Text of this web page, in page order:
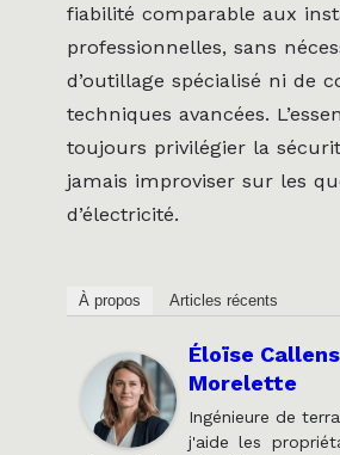
fiabilité comparable aux
professionnelles, sans
d’outillage spécialisé ni de
techniques avancées.
toujours privilégier la
jamais improviser sur les
d’électricité.
À propos Articles récents
Éloïse
Morelette
Ingénieure de
j'aide les